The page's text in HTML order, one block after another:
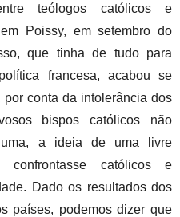
teólogos católicos e
Poissy, em setembro do
que tinha de tudo para
francesa, acabou se
conta da intolerância dos
bispos católicos não
a ideia de uma livre
católicos e
Dado os resultados dos
países, podemos dizer que